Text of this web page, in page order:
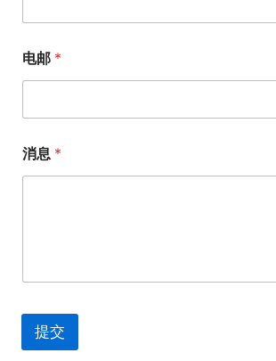
电邮 *
消息 *
提交